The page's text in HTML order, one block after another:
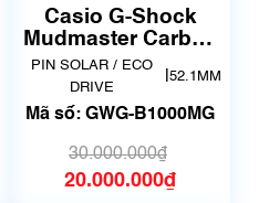
sử dụng nhưng rất đẹp,
không có xước)
Casio G-Shock
Mudmaster Carbon
Core Guard GWG-
B1000MG
PIN SOLAR / ECO
DRIVE
52.1MM
Mã số: GWG-B1000MG
30.000.000₫
20.000.000₫